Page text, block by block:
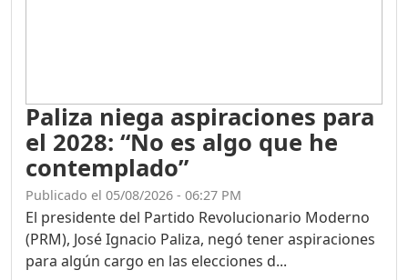
Paliza niega aspiraciones para
el 2028: “No es algo que he
contemplado”
Publicado el 05/08/2026 - 06:27 PM
El presidente del Partido Revolucionario Moderno
(PRM), José Ignacio Paliza, negó tener aspiraciones
para algún cargo en las elecciones d...